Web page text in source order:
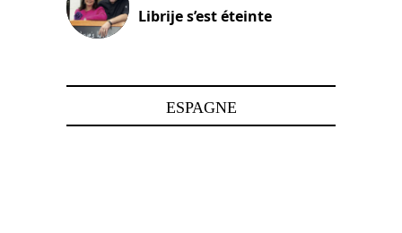
Librije s’est éteinte
ESPAGNE